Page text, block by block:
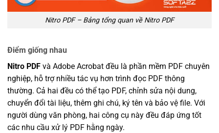
Nitro PDF – Bảng tổng quan về Nitro PDF
Điểm giống nhau
Nitro PDF và Adobe Acrobat đều là phần mềm PDF chuyên
nghiệp, hỗ trợ nhiều tác vụ hơn trình đọc PDF thông
thường. Cả hai đều có thể tạo PDF, chỉnh sửa nội dung,
chuyển đổi tài liệu, thêm ghi chú, ký tên và bảo vệ file. Với
người dùng văn phòng, hai công cụ này đều đáp ứng tốt
các nhu cầu xử lý PDF hằng ngày.